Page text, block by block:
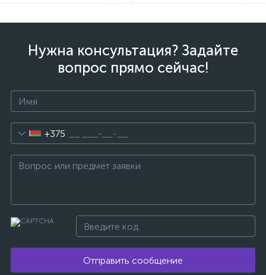
Нужна консультация? Задайте
вопрос прямо сейчас!
+375
Отправить сообщение